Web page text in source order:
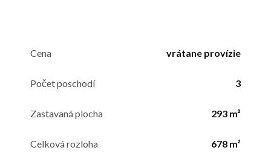
Cena vrátane provízie
Počet poschodí 3
Zastavaná plocha 293 m²
Celková rozloha 678 m²